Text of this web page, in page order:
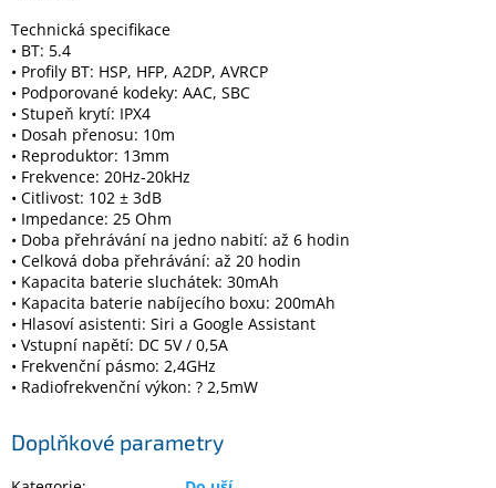
Kamerové
systémy
MILESIGHT
Doprodej
Přihlášení
Technická specifikace
• BT: 5.4
• Profily BT: HSP, HFP, A2DP, AVRCP
• Podporované kodeky: AAC, SBC
• Stupeň krytí: IPX4
• Dosah přenosu: 10m
• Reproduktor: 13mm
• Frekvence: 20Hz-20kHz
• Citlivost: 102 ± 3dB
• Impedance: 25 Ohm
• Doba přehrávání na jedno nabití: až 6 hodin
• Celková doba přehrávání: až 20 hodin
• Kapacita baterie sluchátek: 30mAh
• Kapacita baterie nabíjecího boxu: 200mAh
• Hlasoví asistenti: Siri a Google Assistant
• Vstupní napětí: DC 5V / 0,5A
• Frekvenční pásmo: 2,4GHz
• Radiofrekvenční výkon: ? 2,5mW
Doplňkové parametry